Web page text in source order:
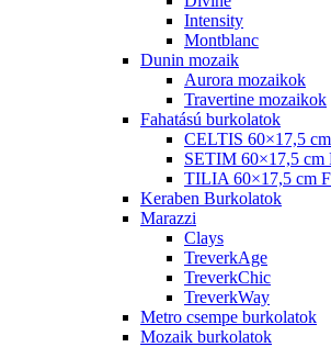
Intensity
Montblanc
Dunin mozaik
Aurora mozaikok
Travertine mozaikok
Fahatású burkolatok
CELTIS 60×17,5
SETIM 60×17,5 cm
TILIA 60×17,5 cm
Keraben Burkolatok
Marazzi
Clays
TreverkAge
TreverkChic
TreverkWay
Metro csempe burkolatok
Mozaik burkolatok